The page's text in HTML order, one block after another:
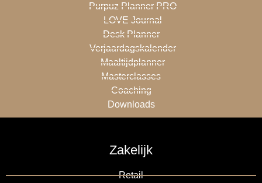
Purpuz Planner PRO
LOVE Journal
Desk Planner
Verjaardagskalender
Maaltijdplanner
Masterclasses
Coaching
Downloads
Zakelijk
Retail